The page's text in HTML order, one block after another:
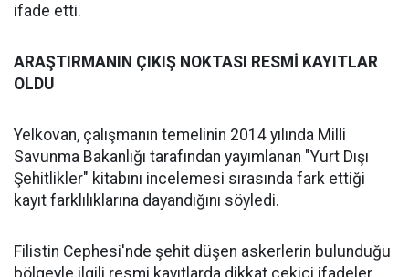
ifade etti.
ARAŞTIRMANIN ÇIKIŞ NOKTASI RESMİ KAYITLAR
OLDU
Yelkovan, çalışmanın temelinin 2014 yılında Milli
Savunma Bakanlığı tarafından yayımlanan "Yurt Dışı
Şehitlikler" kitabını incelemesi sırasında fark ettiği
kayıt farklılıklarına dayandığını söyledi.
Filistin Cephesi'nde şehit düşen askerlerin bulunduğu
bölgeyle ilgili resmi kayıtlarda dikkat çekici ifadeler